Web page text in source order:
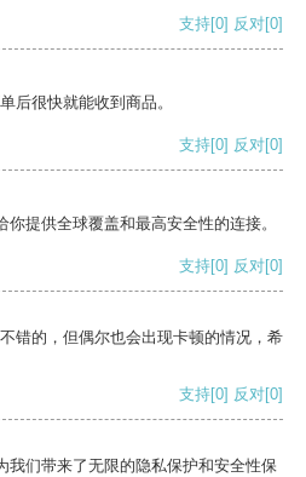
支持[0] 反对[0]
后很快就能收到商品。
支持[0] 反对[0]
提供全球覆盖和最高安全性的连接。
支持[0] 反对[0]
错的，但偶尔也会出现卡顿的情况，希
支持[0] 反对[0]
我们带来了无限的隐私保护和安全性保